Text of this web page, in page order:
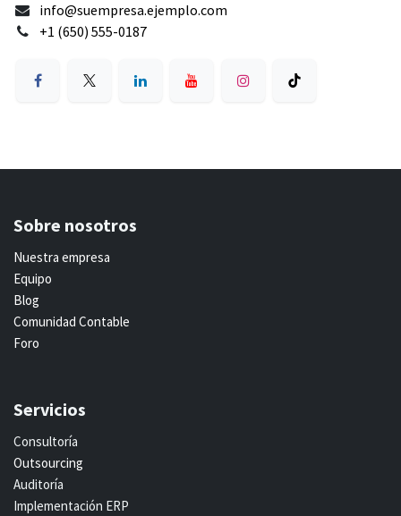
info@suempresa.ejemplo.com
+1 (650) 555-0187
Sobre nosotros
Nuestra empresa
Equipo
Blog
Comunidad Contable
Foro
Servicios
Consultoría
Outsourcing
Auditoría
Implementación ERP